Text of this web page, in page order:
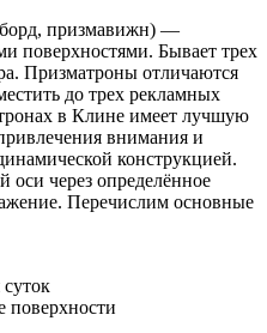
призмавижн) —
поверхностями. Бывает трех
Призматроны отличаются
до трех рекламных
в Клине имеет лучшую
внимания и
конструкцией.
оси через определённое
Перечислим основные
поверхности